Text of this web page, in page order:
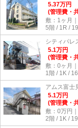
5.37万円
(管理費・
敷：1ヶ月
5階 / 1R /
シティパレ
5.1万円
(管理費・
敷：0ヶ月
1階 / 1K /
アムス富士
5.1万円
(管理費・
敷：0万円
2階 / 1K /